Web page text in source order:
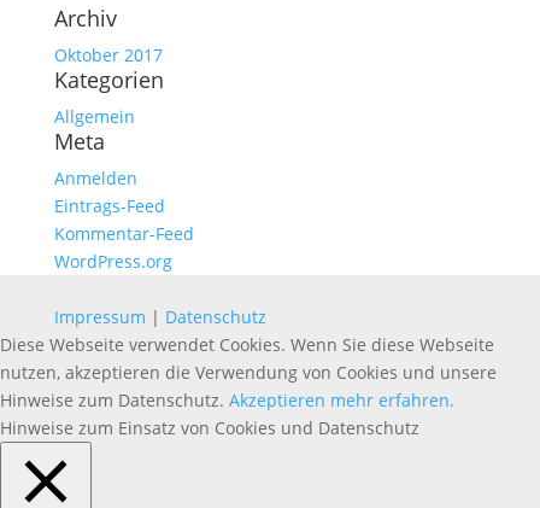
Archiv
Oktober 2017
Kategorien
Allgemein
Meta
Anmelden
Eintrags-Feed
Kommentar-Feed
WordPress.org
Impressum | Datenschutz
Diese Webseite verwendet Cookies. Wenn Sie diese Webseite
nutzen, akzeptieren die Verwendung von Cookies und unsere
Hinweise zum Datenschutz. Akzeptieren mehr erfahren.
Hinweise zum Einsatz von Cookies und Datenschutz